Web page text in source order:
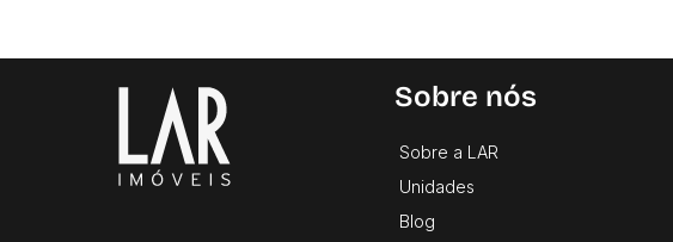
Sobre nós
Sobre a LAR
Unidades
Blog